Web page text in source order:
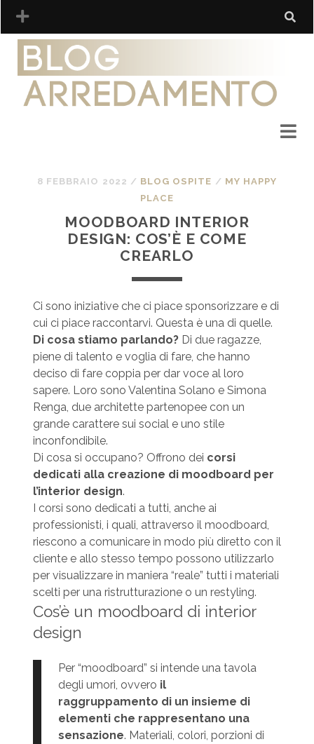
8 FEBBRAIO 2022 / BLOG OSPITE / MY HAPPY
PLACE
MOODBOARD INTERIOR
DESIGN: COS’È E COME
CREARLO
Ci sono iniziative che ci piace sponsorizzare e di
cui ci piace raccontarvi. Questa è una di quelle.
Di cosa stiamo parlando?Di due ragazze,
piene di talento e voglia di fare, che hanno
deciso di fare coppia per dar voce al loro
sapere. Loro sono Valentina Solano e Simona
Renga, due architette partenopee con un
grande carattere sui social e uno stile
inconfondibile.
Di cosa si occupano? Offrono dei corsi
dedicati alla creazione di moodboard per
l’interior design.
I corsi sono dedicati a tutti, anche ai
professionisti, i quali, attraverso il moodboard,
riescono a comunicare in modo più diretto con il
cliente e allo stesso tempo possono utilizzarlo
per visualizzare in maniera “reale” tutti i materiali
scelti per una ristrutturazione o un restyling.
Cos’è un moodboard di interior
design
Per “moodboard” si intende una tavola
degli umori, ovvero il
raggruppamento di un insieme di
elementi che rappresentano una
sensazione. Materiali, colori, porzioni di